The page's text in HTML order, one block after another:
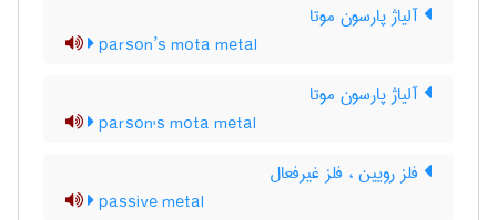
آلیاژ پارسون موتا
parson’s mota metal
آلیاژ پارسون موتا
parson's mota metal
فلز رویین ، فلز غیرفعال
passive metal